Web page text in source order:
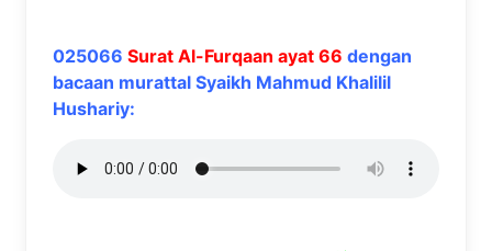
025066 Surat Al-Furqaan ayat 66 dengan
bacaan murattal Syaikh Mahmud Khalilil
Hushariy: